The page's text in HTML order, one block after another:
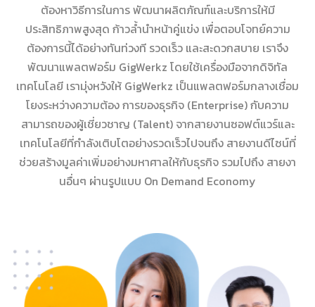
ต้องหาวิธีการในการ พัฒนาผลิตภัณฑ์และบริการให้มี
ประสิทธิภาพสูงสุด ก้าวล้ำนำหน้าคู่แข่ง เพื่อตอบโจทย์ความ
ต้องการนี้ได้อย่างทันท่วงที รวดเร็ว และสะดวกสบาย เราจึง
พัฒนาแพลตฟอร์ม GigWerkz โดยใช้เครื่องมือจากดิจิทัล
เทคโนโลยี เรามุ่งหวังให้ GigWerkz เป็นแพลตฟอร์มกลางเชื่อม
โยงระหว่างความต้อง การของธุรกิจ (Enterprise) กับความ
สามารถของผู้เชี่ยวชาญ (Talent) จากสายงานซอฟต์แวร์และ
เทคโนโลยีที่กำลังเติบโตอย่างรวดเร็วไปจนถึง สายงานดีไซน์ที่
ช่วยสร้างมูลค่าเพิ่มอย่างมหาศาลให้กับธุรกิจ รวมไปถึง สายงา
นอื่นๆ ผ่านรูปแบบ On Demand Economy